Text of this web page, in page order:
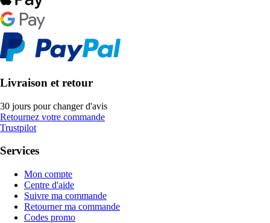
Livraison et retour
30 jours pour changer d'avis
Retournez votre commande
Trustpilot
Services
Mon compte
Centre d'aide
Suivre ma commande
Retourner ma commande
Codes promo